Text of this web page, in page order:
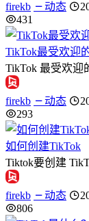
firekb 动态
431
TikTok最受欢迎
TikTok 最受欢
firekb 动态
293
如何创建TikTok
Tiktok要创建
firekb 动态
806